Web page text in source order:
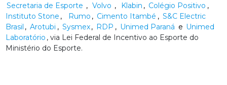
Secretaria de Esporte , Volvo , Klabin , Colégio Positivo ,
Instituto Stone , Rumo , Cimento Itambé , S&C Electric
Brasil , Arotubi , Sysmex, RDP , Unimed Paraná e Unimed
Laboratório , via Lei Federal de Incentivo ao Esporte do
Ministério do Esporte.